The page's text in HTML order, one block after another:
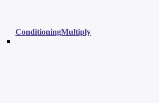
ConditioningMultiply